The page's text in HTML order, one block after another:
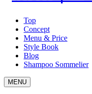
Top
Concept
Menu & Price
Style Book
Blog
Shampoo Sommelier
MENU